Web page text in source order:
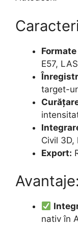
E57,
target-
Civil 3D,
Export:
Avantaje:
nativ în